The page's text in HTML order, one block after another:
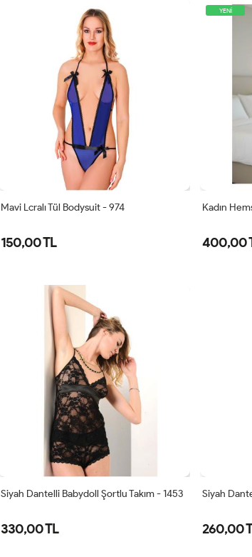
Mavi Lcralı Tül Bodysuit - 974
150,00 TL
YENİ
Kadın
400,00
Siyah Dantelli Babydoll Şortlu Takım - 1453
330,00 TL
Siyah
260,00